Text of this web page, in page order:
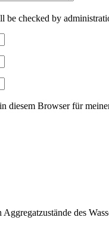
be checked by
diesem Browser für
des